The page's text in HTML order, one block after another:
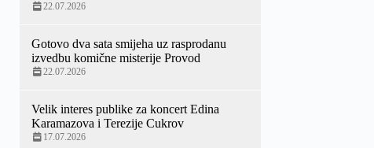
22.07.2026
Gotovo dva sata smijeha uz rasprodanu
izvedbu komične misterije Provod
22.07.2026
Velik interes publike za koncert Edina
Karamazova i Terezije Cukrov
17.07.2026